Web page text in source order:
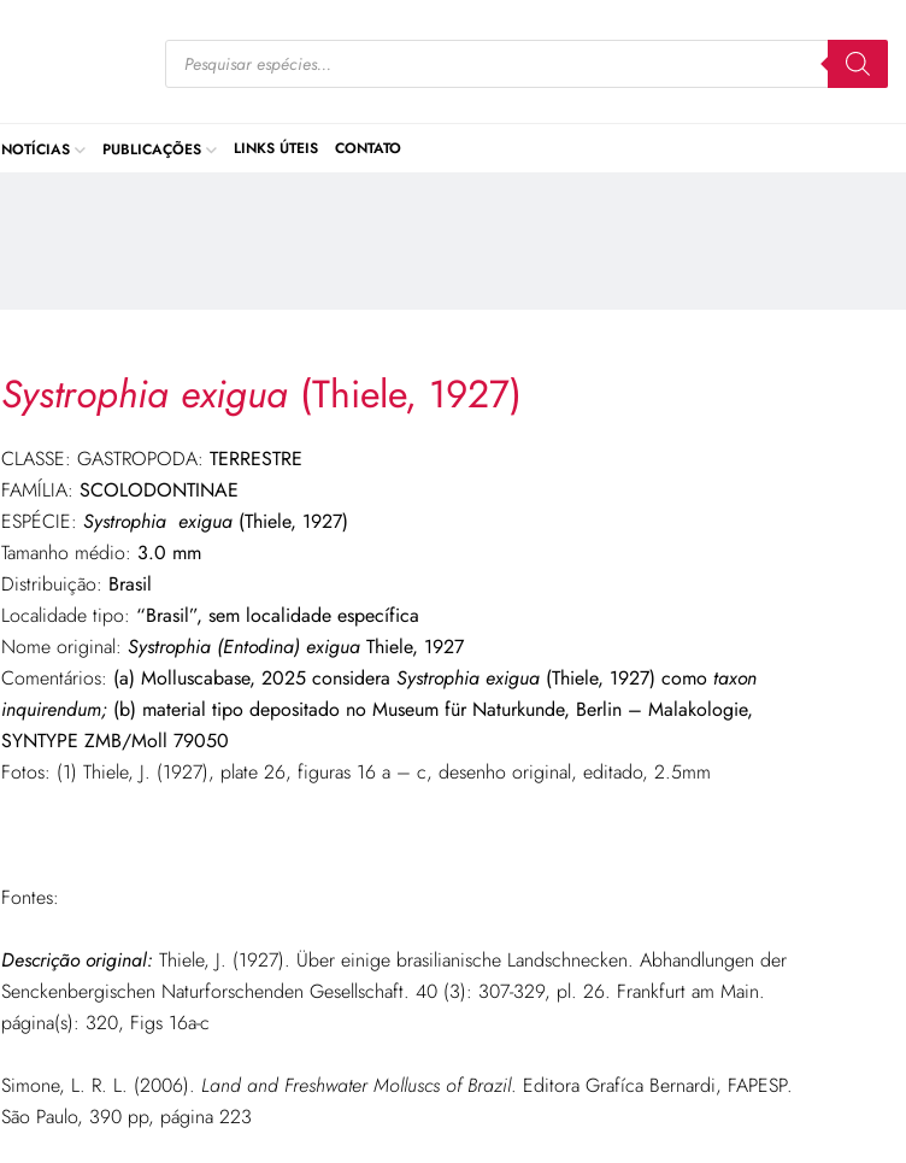
NOTÍCIAS PUBLICAÇÕES LINKS ÚTEIS CONTATO
Systrophia exigua(Thiele, 1927)
CLASSE: GASTROPODA: TERRESTRE
FAMÍLIA: SCOLODONTINAE
ESPÉCIE: Systrophia exigua(Thiele, 1927)
Tamanho médio: 3.0 mm
Distribuição: Brasil
Localidade tipo: “Brasil”, sem localidade específica
Nome original: Systrophia (Entodina) exiguaThiele, 1927
Comentários: (a) Molluscabase, 2025 considera Systrophia exigua(Thiele, 1927) como taxon
inquirendum; (b) material tipo depositado no Museum für Naturkunde, Berlin – Malakologie,
SYNTYPE ZMB/Moll 79050
Fotos: (1) Thiele, J. (1927), plate 26, figuras 16 a – c, desenho original, editado, 2.5mm
Fontes:
Descrição original: Thiele, J. (1927). Über einige brasilianische Landschnecken. Abhandlungen der
Senckenbergischen Naturforschenden Gesellschaft. 40 (3): 307-329, pl. 26. Frankfurt am Main.
página(s): 320, Figs 16a-c
Simone, L. R. L. (2006). Land and Freshwater Molluscs of Brazil. Editora Grafíca Bernardi, FAPESP.
São Paulo, 390 pp, página 223